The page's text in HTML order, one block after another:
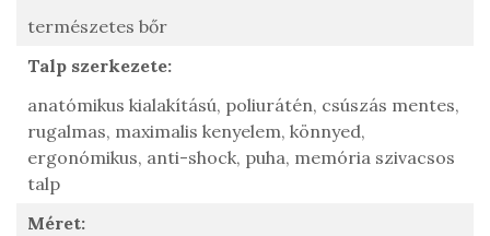
természetes bőr
Talp szerkezete:
anatómikus kialakítású, poliurátén, csúszás mentes,
rugalmas, maximalis kenyelem, könnyed,
ergonómikus, anti-shock, puha, memória szivacsos
talp
Méret: